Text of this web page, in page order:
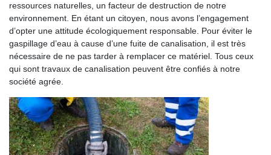
ressources naturelles, un facteur de destruction de notre
environnement. En étant un citoyen, nous avons l’engagement
d’opter une attitude écologiquement responsable. Pour éviter le
gaspillage d’eau à cause d’une fuite de canalisation, il est très
nécessaire de ne pas tarder à remplacer ce matériel. Tous ceux
qui sont travaux de canalisation peuvent être confiés à notre
société agrée.